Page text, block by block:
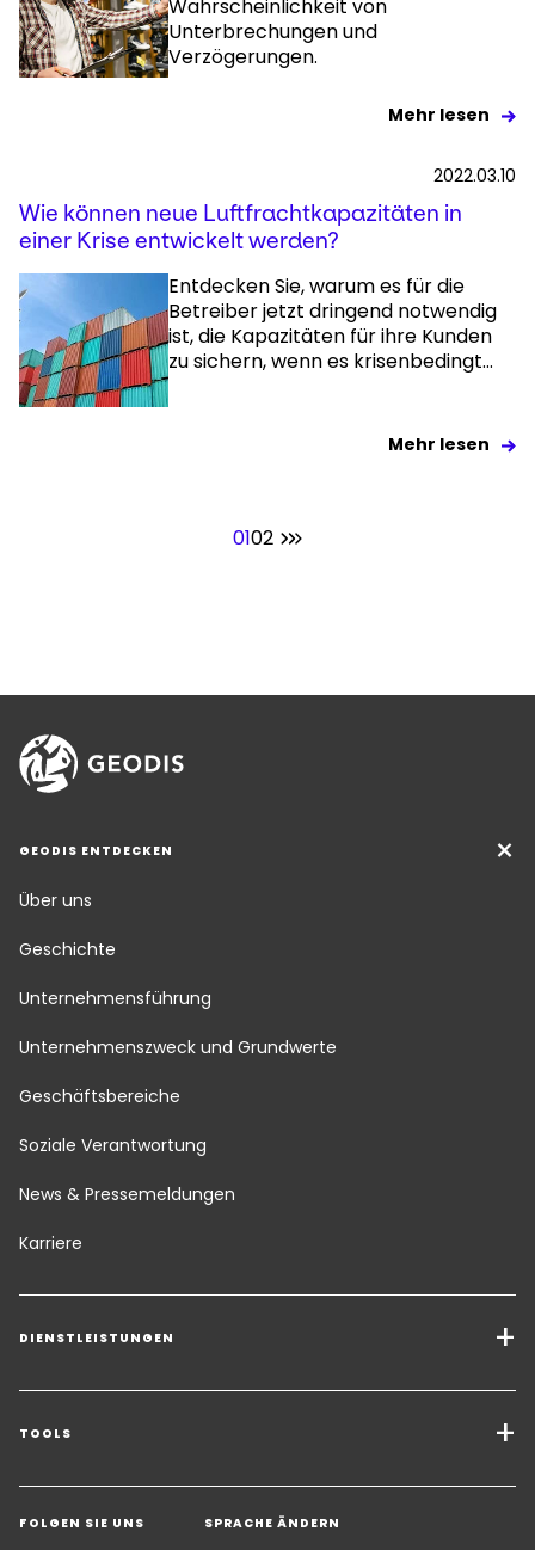
Wahrscheinlichkeit von
Unterbrechungen und
Verzögerungen.
Mehr lesen
2022.03.10
Wie können neue Luftfrachtkapazitäten in
einer Krise entwickelt werden?
Entdecken Sie, warum es für die
Betreiber jetzt dringend notwendig
ist, die Kapazitäten für ihre Kunden
zu sichern, wenn es krisenbedingt...
Mehr lesen
0102
GEODIS ENTDECKEN
Über uns
Geschichte
Unternehmensführung
Unternehmenszweck und Grundwerte
Geschäftsbereiche
Soziale Verantwortung
News & Pressemeldungen
Karriere
DIENSTLEISTUNGEN
Transport Services
Transportlösungen und Zusatzleistungen
Lagerhaltung und Mehrwert-Logistik​
Vertical Markets
TOOLS
Angebot einholen
Kontakt zu einem Experten
FOLGEN SIE UNS SPRACHE ÄNDERN